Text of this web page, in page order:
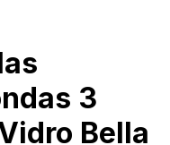
3
Bella